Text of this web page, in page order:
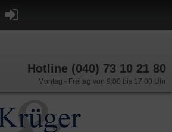
Hotline (040) 73 10 21 80
Montag - Freitag von 9:00 bis 17:00 Uhr